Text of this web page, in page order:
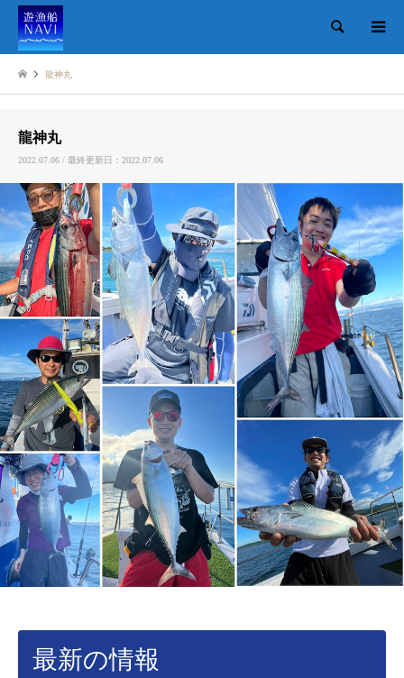
検索
龍神丸
龍神丸
2022.07.06 / 最終更新日：2022.07.06
最新の情報